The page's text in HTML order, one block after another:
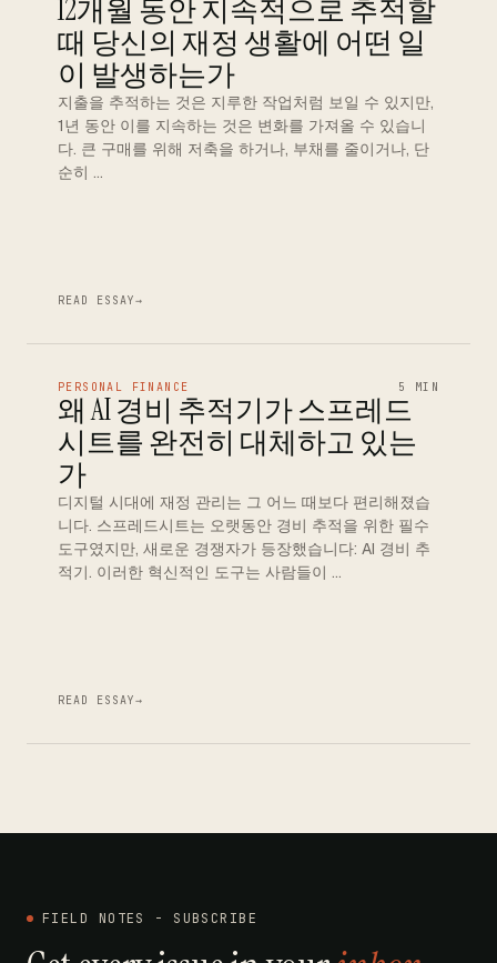
12개월 동안 지속적으로 추적할
때 당신의 재정 생활에 어떤 일
이 발생하는가
지출을 추적하는 것은 지루한 작업처럼 보일 수 있지만,
1년 동안 이를 지속하는 것은 변화를 가져올 수 있습니
다. 큰 구매를 위해 저축을 하거나, 부채를 줄이거나, 단
순히 …
READ ESSAY→
PERSONAL FINANCE 5 MIN
왜 AI 경비 추적기가 스프레드
시트를 완전히 대체하고 있는
가
디지털 시대에 재정 관리는 그 어느 때보다 편리해졌습
니다. 스프레드시트는 오랫동안 경비 추적을 위한 필수
도구였지만, 새로운 경쟁자가 등장했습니다: AI 경비 추
적기. 이러한 혁신적인 도구는 사람들이 …
READ ESSAY→
FIELD NOTES - SUBSCRIBE